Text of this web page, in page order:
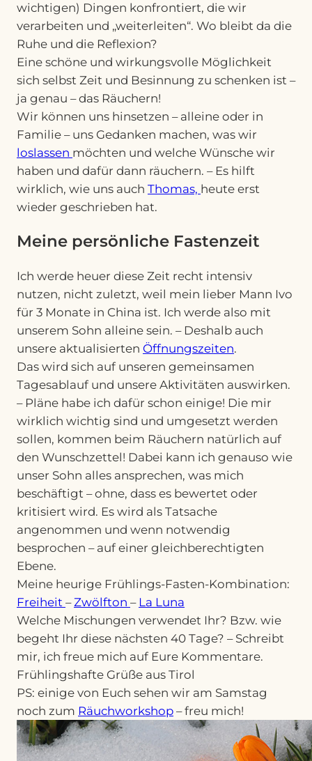
wichtigen) Dingen konfrontiert, die wir
verarbeiten und „weiterleiten“. Wo bleibt da die
Ruhe und die Reflexion?
Eine schöne und wirkungsvolle Möglichkeit
sich selbst Zeit und Besinnung zu schenken ist –
ja genau – das Räuchern!
Wir können uns hinsetzen – alleine oder in
Familie – uns Gedanken machen, was wir
loslassen möchten und welche Wünsche wir
haben und dafür dann räuchern. – Es hilft
wirklich, wie uns auch Thomas, heute erst
wieder geschrieben hat.
Meine persönliche Fastenzeit
Ich werde heuer diese Zeit recht intensiv
nutzen, nicht zuletzt, weil mein lieber Mann Ivo
für 3 Monate in China ist. Ich werde also mit
unserem Sohn alleine sein. – Deshalb auch
unsere aktualisierten Öffnungszeiten.
Das wird sich auf unseren gemeinsamen
Tagesablauf und unsere Aktivitäten auswirken.
– Pläne habe ich dafür schon einige! Die mir
wirklich wichtig sind und umgesetzt werden
sollen, kommen beim Räuchern natürlich auf
den Wunschzettel! Dabei kann ich genauso wie
unser Sohn alles ansprechen, was mich
beschäftigt – ohne, dass es bewertet oder
kritisiert wird. Es wird als Tatsache
angenommen und wenn notwendig
besprochen – auf einer gleichberechtigten
Ebene.
Meine heurige Frühlings-Fasten-Kombination:
Freiheit –Zwölfton – La Luna
Welche Mischungen verwendet Ihr? Bzw. wie
begeht Ihr diese nächsten 40 Tage? – Schreibt
mir, ich freue mich auf Eure Kommentare.
Frühlingshafte Grüße aus Tirol
PS: einige von Euch sehen wir am Samstag
noch zum Räuchworkshop – freu mich!